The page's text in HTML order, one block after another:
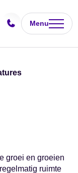
Menu
groei en groeien
ruimte